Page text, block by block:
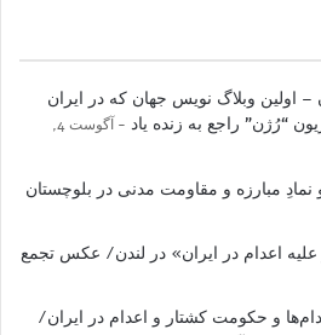
– اولین وبلاگ نویس جهان که در ایران
“رُژن” راجع به زنده یاد
آگوست 4,
نمادِ مبارزه و مقاومت مدنی در بلوچستان
اعدام در ایران» در لندن/ عکس تجمع
و حکومت کشتار و اعدام در ایران/